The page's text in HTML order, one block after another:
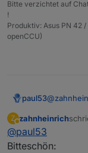
Bitte verzichtet auf
!
Produktiv: Asus PN 42
openCCU)
paul53@
Z
Abwesend
zahnheinrich
@paul53
Bitteschön: